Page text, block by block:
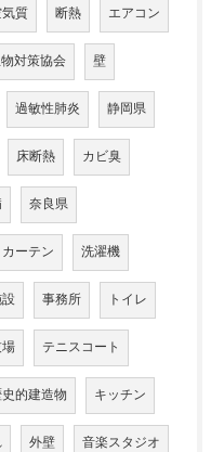
質 断熱 エアコン
対策協会 壁
過敏性肺炎 静岡県
床断熱 カビ臭
奈良県
カーテン 洗濯機
事務所 トイレ
場 テニスコート
的建造物 キッチン
外壁 音楽スタジオ